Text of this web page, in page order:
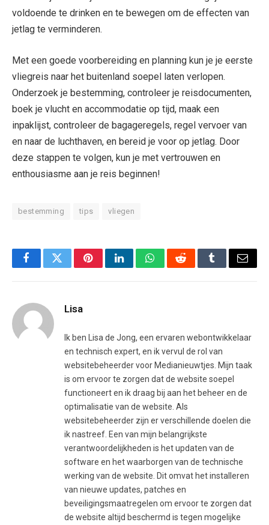
voldoende te drinken en te bewegen om de effecten van
jetlag te verminderen.
Met een goede voorbereiding en planning kun je je eerste
vliegreis naar het buitenland soepel laten verlopen.
Onderzoek je bestemming, controleer je reisdocumenten,
boek je vlucht en accommodatie op tijd, maak een
inpaklijst, controleer de bagageregels, regel vervoer van
en naar de luchthaven, en bereid je voor op jetlag. Door
deze stappen te volgen, kun je met vertrouwen en
enthousiasme aan je reis beginnen!
bestemming tips vliegen
FacebookTwitterPinterestLinkedInWhatsAppRedditTumblrEmail
Lisa
Ik ben Lisa de Jong, een ervaren webontwikkelaar
en technisch expert, en ik vervul de rol van
websitebeheerder voor Medianieuwtjes. Mijn taak
is om ervoor te zorgen dat de website soepel
functioneert en ik draag bij aan het beheer en de
optimalisatie van de website. Als
websitebeheerder zijn er verschillende doelen die
ik nastreef. Een van mijn belangrijkste
verantwoordelijkheden is het updaten van de
software en het waarborgen van de technische
werking van de website. Dit omvat het installeren
van nieuwe updates, patches en
beveiligingsmaatregelen om ervoor te zorgen dat
de website altijd beschermd is tegen mogelijke